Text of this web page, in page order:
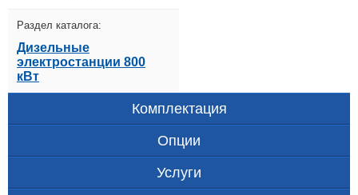
Раздел каталога:
Дизельные
электростанции 800
кВт
Комплектация
Опции
Услуги